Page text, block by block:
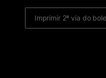
Imprimir 2ª via do